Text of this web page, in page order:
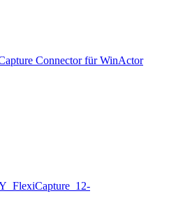
Connector für WinActor